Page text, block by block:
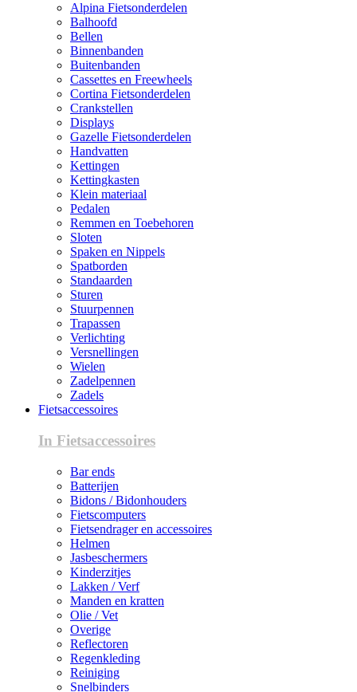
Alpina Fietsonderdelen
Balhoofd
Bellen
Binnenbanden
Buitenbanden
Cassettes en Freewheels
Cortina Fietsonderdelen
Crankstellen
Displays
Gazelle Fietsonderdelen
Handvatten
Kettingen
Kettingkasten
Klein materiaal
Pedalen
Remmen en Toebehoren
Sloten
Spaken en Nippels
Spatborden
Standaarden
Sturen
Stuurpennen
Trapassen
Verlichting
Versnellingen
Wielen
Zadelpennen
Zadels
Fietsaccessoires
In Fietsaccessoires
Bar ends
Batterijen
Bidons / Bidonhouders
Fietscomputers
Fietsendrager en accessoires
Helmen
Jasbeschermers
Kinderzitjes
Lakken / Verf
Manden en kratten
Olie / Vet
Overige
Reflectoren
Regenkleding
Reiniging
Snelbinders